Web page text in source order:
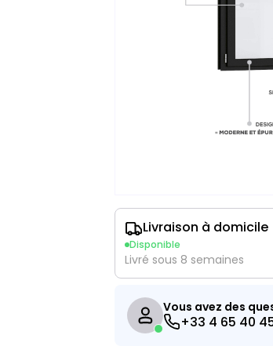
Livraison à domicile
Disponible
Livré sous 8 semaines
Vous avez des
+33 4 65 40